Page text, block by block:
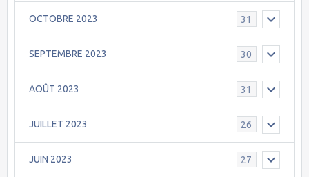
OCTOBRE 2023 31
SEPTEMBRE 2023 30
AOÛT 2023 31
JUILLET 2023 26
JUIN 2023 27